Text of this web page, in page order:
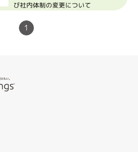
び社内体制の変更について
1